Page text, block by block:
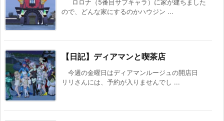
ロロナ（5番目サブキャラ）に家が建ちました
ので、どんな家にするのかハウジン ...
【日記】ディアマンと喫茶店
今週の金曜日はディアマンルージュの開店日
リリさんには、予約が入りませんでし ...